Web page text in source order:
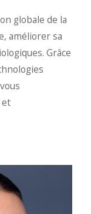
globale de la
améliorer sa
Grâce
et